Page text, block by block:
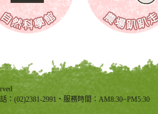
：(02)2381-2991‧服務時間：AM8:30~PM5:30